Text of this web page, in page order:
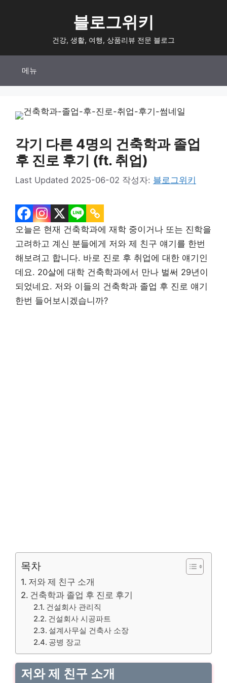
블로그위키
건강, 생활, 여행, 상품리뷰 전문 블로그
메뉴
각기 다른 4명의 건축학과 졸업
후 진로 후기 (ft. 취업)
2025-06-02 작성자: 블로그위키
오늘은 현재 건축학과에 재학 중이거나 또는 진학을
고려하고 계신 분들에게 저와 제 친구 얘기를 한번
해보려고 합니다. 바로 진로 후 취업에 대한 얘기인
데요. 20살에 대학 건축학과에서 만나 벌써 29년이
되었네요. 저와 이들의 건축학과 졸업 후 진로 얘기
한번 들어보시겠습니까?
목차
저와 제 친구 소개
건축학과 졸업 후 진로 후기
건설회사 관리직
건설회사 시공파트
설계사무실 건축사 소장
공병 장교
저와 제 친구 소개